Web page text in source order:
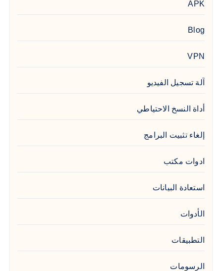
APK
Blog
VPN
آلة تسجيل الفيديو
أداة النسخ الاحتياطي
إلغاء تثبيت البرامج
ادوات مكتب
استعادة البيانات
الأدوات
التطبيقات
الرسومات